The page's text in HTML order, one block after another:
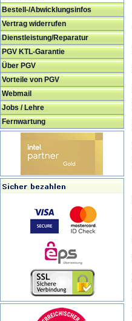
Bestell-/Abwicklungsinfos
Vertrag widerrufen
Dienstleistung/Reparatur
PGV KTL-Garantie
Über PGV
Vorteile von PGV
Webmail
Jobs / Lehre
Fernwartung